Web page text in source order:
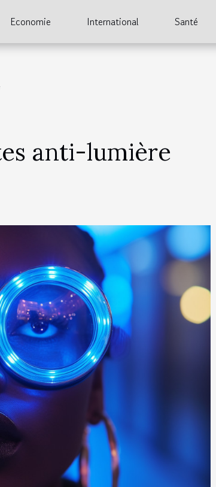
Economie International Santé
anti-lumière